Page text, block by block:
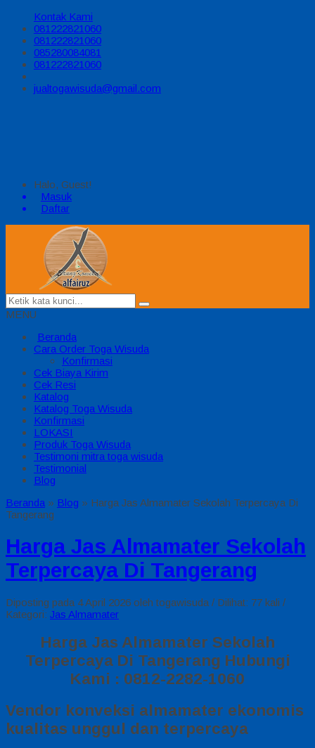
Kontak Kami
081222821060
081222821060
085280084081
081222821060
jualtogawisuda@gmail.com
Halo, Guest!
Masuk
Daftar
MENU
Beranda
Cara Order Toga Wisuda
Konfirmasi
Cek Biaya Kirim
Cek Resi
Katalog
Katalog Toga Wisuda
Konfirmasi
LOKASI
Produk Toga Wisuda
Testimoni mitra toga wisuda
Testimonial
Blog
Beranda » Blog » Harga Jas Almamater Sekolah Terpercaya Di
Tangerang
Harga Jas Almamater Sekolah
Terpercaya Di Tangerang
Diposting pada 4 April 2026 oleh togawisuda / Dilihat: 77 kali /
Kategori: Jas Almamater
Harga Jas Almamater Sekolah
Terpercaya Di Tangerang Hubungi
Kami : 0812-2282-1060
Vendor konveksi almamater ekonomis
kualitas unggul dan terpercaya